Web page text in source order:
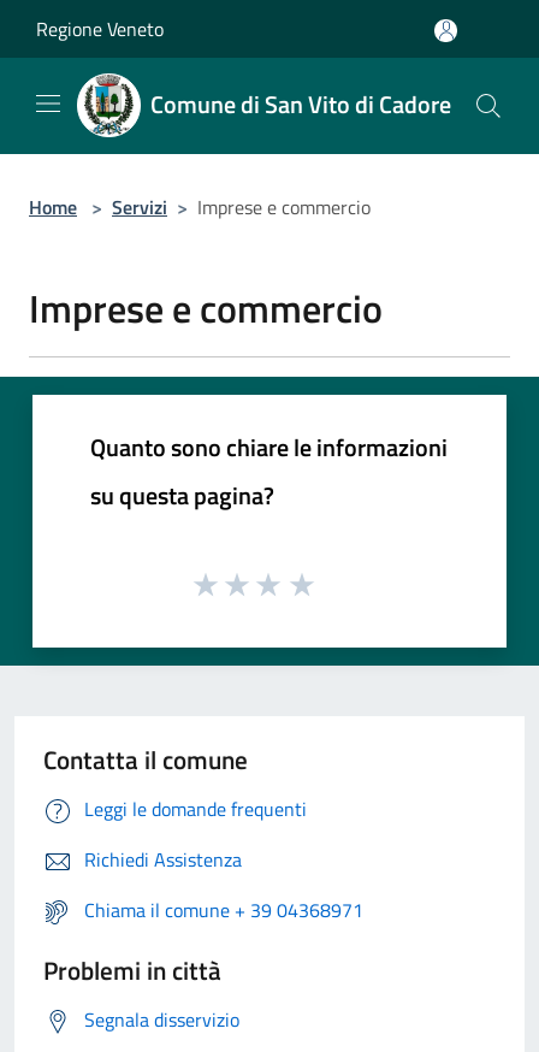
Regione Veneto
Comune di San Vito di Cadore
Home > Servizi > Imprese e commercio
Imprese e commercio
Quanto sono chiare le informazioni
su questa pagina?
Contatta il comune
Leggi le domande frequenti
Richiedi Assistenza
Chiama il comune + 39 04368971
Problemi in città
Segnala disservizio